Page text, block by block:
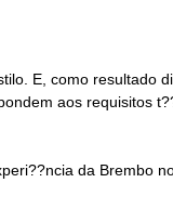
E, como resultado
aos requisitos
da Brembo